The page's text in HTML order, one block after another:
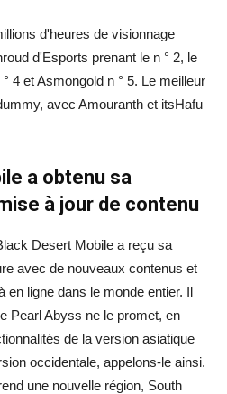
d'heures de visionnage
d'Esports prenant le n ° 2, le
4 et Asmongold n ° 5. Le meilleur
avec Amouranth et itsHafu
a obtenu sa
à jour de contenu
Desert Mobile a reçu sa
avec de nouveaux contenus et
en ligne dans le monde entier. Il
Pearl Abyss ne le promet, en
de la version asiatique
occidentale, appelons-le ainsi.
une nouvelle région, South